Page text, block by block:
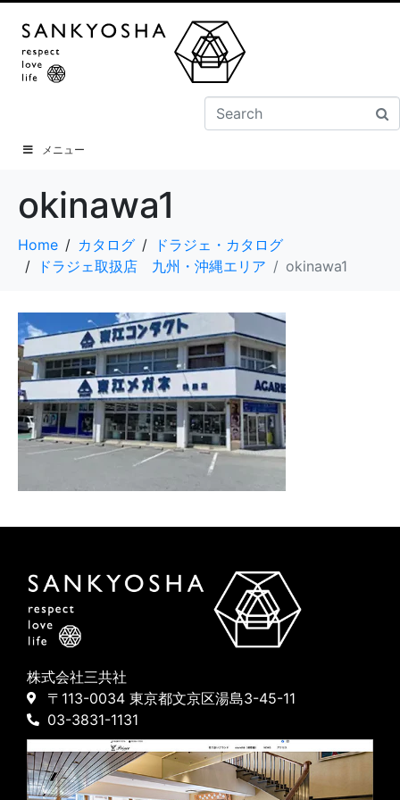
メニュー
okinawa1
Home カタログ
ドラジェ・カタログ
ドラジェ取扱店 九州・沖縄エリア
okinawa1
株式会社三共社
〒113-0034 東京都文京区湯島3-45-11
03-3831-1131